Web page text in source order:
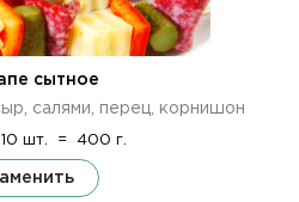
сытное
салями, перец, корнишон
10 шт. = 400 г.